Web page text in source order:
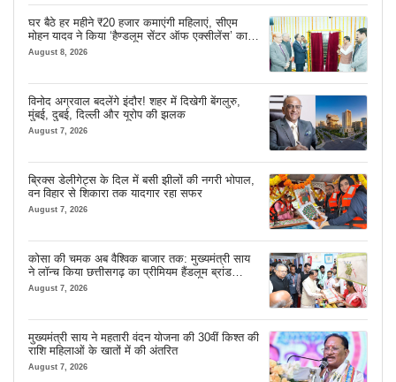
घर बैठे हर महीने ₹20 हजार कमाएंगी महिलाएं, सीएम
मोहन यादव ने किया ‘हैण्डलूम सेंटर ऑफ एक्सीलेंस’ का
शुभारंभ
August 8, 2026
विनोद अग्रवाल बदलेंगे इंदौर! शहर में दिखेगी बेंगलुरु,
मुंबई, दुबई, दिल्ली और यूरोप की झलक
August 7, 2026
ब्रिक्स डेलीगेट्स के दिल में बसी झीलों की नगरी भोपाल,
वन विहार से शिकारा तक यादगार रहा सफर
August 7, 2026
कोसा की चमक अब वैश्विक बाजार तक: मुख्यमंत्री साय
ने लॉन्च किया छत्तीसगढ़ का प्रीमियम हैंडलूम ब्रांड
‘कोशल फैब’
August 7, 2026
मुख्यमंत्री साय ने महतारी वंदन योजना की 30वीं किश्त की
राशि महिलाओं के खातों में की अंतरित
August 7, 2026